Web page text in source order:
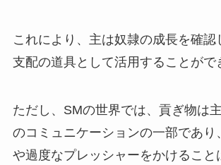
これにより、主は奴隷の成長を確認
支配の道具として活用することがで
ただし、SMの世界では、貢ぎ物は
のコミュニケーションの一部であり
や過度なプレッシャーをかけること